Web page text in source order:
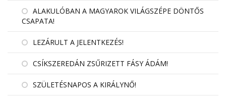
ALAKULÓBAN A MAGYAROK VILÁGSZÉPE DÖNTŐS
CSAPATA!
LEZÁRULT A JELENTKEZÉS!
CSÍKSZEREDÁN ZSŰRIZETT FÁSY ÁDÁM!
SZÜLETÉSNAPOS A KIRÁLYNŐ!